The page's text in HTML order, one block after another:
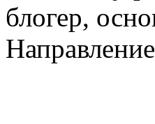
блогер,